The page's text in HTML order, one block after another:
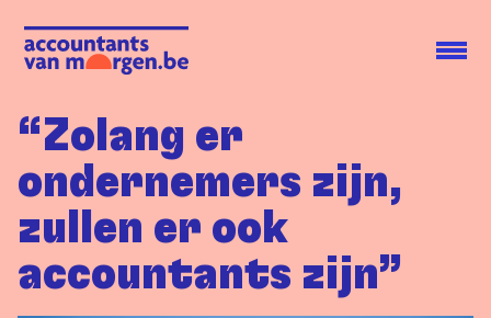
“Zolang er
ondernemers zijn,
zullen er ook
accountants zijn”